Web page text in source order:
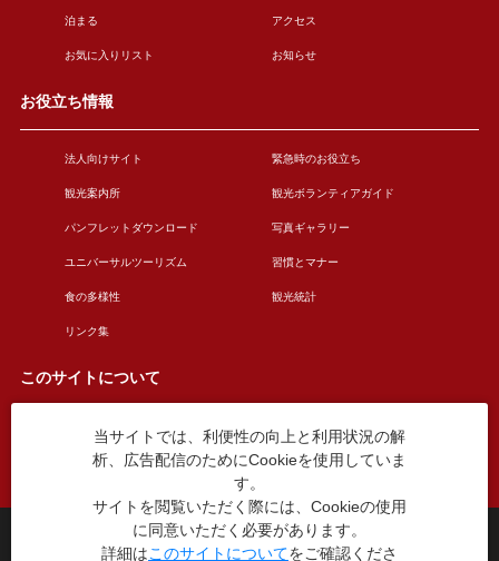
泊まる アクセス
お気に入りリスト お知らせ
お役立ち情報
法人向けサイト 緊急時のお役立ち
観光案内所 観光ボランティアガイド
パンフレットダウンロード 写真ギャラリー
ユニバーサルツーリズム 習慣とマナー
食の多様性 観光統計
リンク集
このサイトについて
このサイトについて 広告掲載について
お問い合わせ
台東区役所観光課
〒110-8615 東京都台東区東上野4丁目5番6号
当サイトでは、利便性の向上と利用状況の解
析、広告配信のためにCookieを使用していま
す。
サイトを閲覧いただく際には、Cookieの使用
に同意いただく必要があります。
詳細はこのサイトについてをご確認くださ